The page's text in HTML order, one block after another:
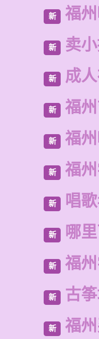
新 福
新 卖
新 成
新 福
新 福
新 福
新 唱
新 哪
新 福
新 古
新 福